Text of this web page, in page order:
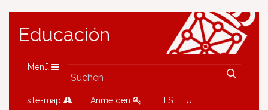
Educación
Menü
site-map Anmelden ES EU